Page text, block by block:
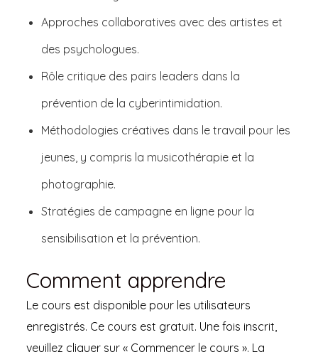
Approches collaboratives avec des artistes et
des psychologues.
Rôle critique des pairs leaders dans la
prévention de la cyberintimidation.
Méthodologies créatives dans le travail pour les
jeunes, y compris la musicothérapie et la
photographie.
Stratégies de campagne en ligne pour la
sensibilisation et la prévention.
Comment apprendre
Le cours est disponible pour les utilisateurs
enregistrés. Ce cours est gratuit. Une fois inscrit,
veuillez cliquer sur « Commencer le cours ». La